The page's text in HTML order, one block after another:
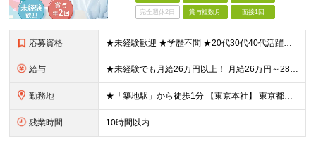
完全週休2日 賞与複数月 面接1回
応募資格 ★未経験歓迎 ★学歴不問 ★20代30代40代活躍中 【必須要件】 ■基本的なPC操作ができる方 「安定企業で長く安心して働きたい」 「将来に役立つ事務スキルを身につけたい」 そんな想いを持った方
給与 ★未経験でも月給26万円以上！ 月給26万円～28万円＋賞与年2回＋各種手当あり ※年齢・能力を考慮の上、決定いたします。 ※残業代は全額別途支給します ※試用期間3ヶ月あり。期間中の給与・待遇の差
勤務地 ★「築地駅」から徒歩1分 【東京本社】 東京都中央区築地3-9-9 築地三丁目ビル8F (変更の範囲)上記を除く当社関連勤務地
残業時間 10時間以内